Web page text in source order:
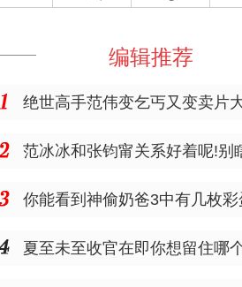
编辑推荐
绝世高手范伟变乞丐又变卖片
范冰冰和张钧甯关系好着呢!别
你能看到神偷奶爸3中有几枚彩
夏至未至收官在即你想留住哪